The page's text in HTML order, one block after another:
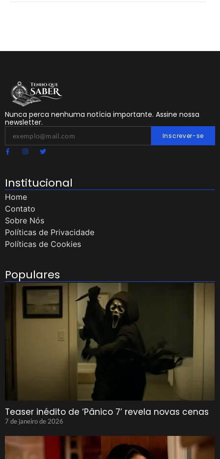
Nunca perca nenhuma notícia importante. Assine nossa
newsletter.
Inscrever-se
Institucional
Home
Contato
Sobre Nós
Políticas de Privacidade
Políticas de Cookies
Populares
Teaser inédito de ‘Pânico 7’ revela novas cenas
7 de janeiro de 2026